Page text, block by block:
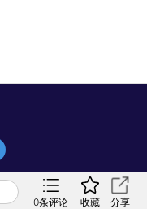
0条评论 收藏 分享